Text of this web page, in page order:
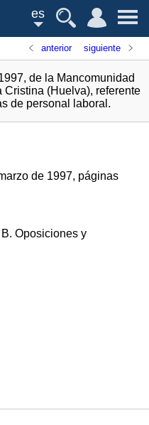
es
anterior siguiente
de la Mancomunidad
Cristina (Huelva), referente
de personal laboral.
de 1997, páginas
B. Oposiciones y